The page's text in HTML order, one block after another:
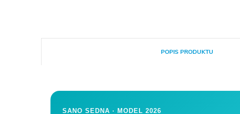
POPIS PRODUKTU
SANO SEDNA · MODEL 2026